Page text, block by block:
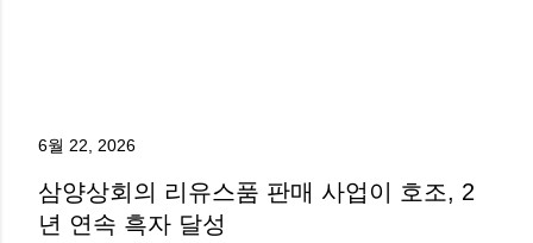
6월 22, 2026
삼양상회의 리유스품 판매 사업이 호조, 2
년 연속 흑자 달성